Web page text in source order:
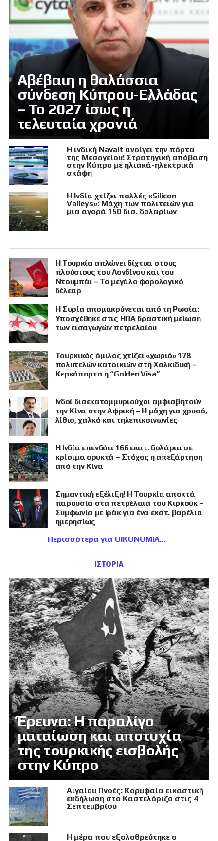
Αβέβαιη η θαλάσσια
σύνδεση Κύπρου-Ελλάδας
– Το 2027 ίσως η
τελευταία χρονιά
Η ινδική Navalt ανοίγει την πόρτα
της Μεσογείου! Στρατηγική απόβαση
στην Κύπρο με ηλιακά-ηλεκτρικά
σκάφη
Η Ινδία χτίζει πολλές «Silicon
Valleys»: Μάχη των πολιτειών για
μια αγορά 150 δισ. δολαρίων
Η Τουρκία απλώνει δίχτυα στους
πλούσιους του Λονδίνου και του
Ντουμπάι – Το μεγάλο φορολογικό
δέλεαρ
Η Συρία απομακρύνεται από τη Ρωσία:
Υποσχέθηκε στις ΗΠΑ δραστική μείωση
των εισαγωγών πετρελαίου
Τουρκικός όμιλος χτίζει «χωριό» 178
πολυτελών κατοικιών στη Χαλκιδική –
Κερκόπορτα η “Golden Visa”
Ινδοί δισεκατομμυριούχοι αμφισβητούν
την Κίνα στην Αφρική – Η μάχη για χρυσό,
λίθιο, χαλκό και τηλεπικοινωνίες
Η Ινδία επενδύει 166 εκατ. δολάρια σε
κρίσιμα ορυκτά – Στόχος η απεξάρτηση
από την Κίνα
Σημαντική εξέλιξη! Η Τουρκία αποκτά
παρουσία στα πετρέλαια του Κιρκούκ –
Συμφωνία με Ιράκ για ένα εκατ. βαρέλια
ημερησίως
Περισσότερα για ΟΙΚΟΝΟΜΙΑ
ΙΣΤΟΡΙΑ
Έρευνα: Η παραλίγο
ματαίωση και αποτυχία
της τουρκικής εισβολής
στην Κύπρο
Αιγαίου Πνοές: Κορυφαία εικαστική
εκδήλωση στο Καστελόριζο στις 4
Σεπτεμβρίου
Η μέρα που εξολοθρεύτηκε ο